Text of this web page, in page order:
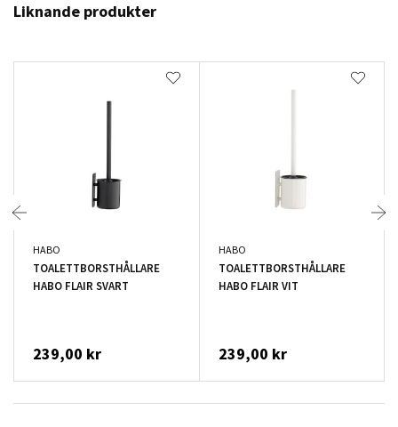
Liknande produkter
HABO
TOALETTBORSTHÅLLARE
HABO FLAIR SVART
239,00 kr
HABO
TOALETTBORSTHÅLLARE
HABO FLAIR VIT
239,00 kr